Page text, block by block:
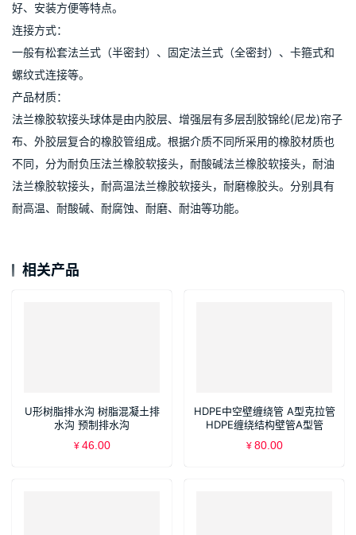
好、安装方便等特点。
连接方式：
一般有松套法兰式（半密封）、固定法兰式（全密封）、卡箍式和
螺纹式连接等。
产品材质：
法兰橡胶软接头球体是由内胶层、增强层有多层刮胶锦纶(尼龙)帘子
布、外胶层复合的橡胶管组成。根据介质不同所采用的橡胶材质也
不同，分为耐负压法兰橡胶软接头，耐酸碱法兰橡胶软接头，耐油
法兰橡胶软接头，耐高温法兰橡胶软接头，耐磨橡胶头。分别具有
耐高温、耐酸碱、耐腐蚀、耐磨、耐油等功能。
相关产品
U形树脂排水沟 树脂混凝土排
水沟 预制排水沟
¥ 46.00
HDPE中空壁缠绕管 A型克拉管
HDPE缠绕结构壁管A型管
¥ 80.00